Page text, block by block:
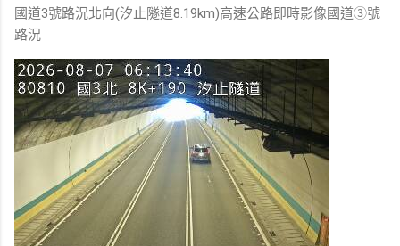
國道3號路況北向(汐止隧道8.19km)高速公路即時影像國道③號
路況